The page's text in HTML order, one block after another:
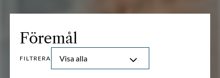
Föremål
FILTRERA Visa alla